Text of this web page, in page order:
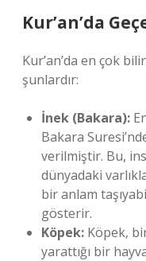
Kur’an’da
Kur’an’da en çok
şunlardır:
İnek (Bakara):
Bakara
verilmiştir. Bu,
dünyadaki
bir anlam
gösterir.
Köpek: Köpek,
yarattığı bir